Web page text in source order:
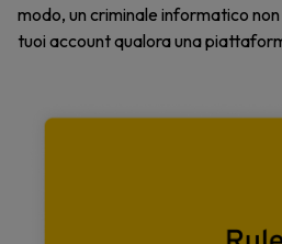
modo, un criminale informatico
tuoi account qualora una